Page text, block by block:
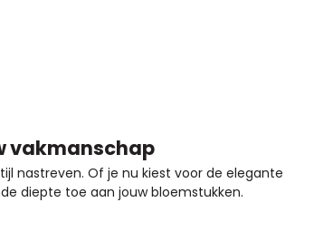
vakmanschap
nastreven. Of je nu kiest voor de elegante
diepte toe aan jouw bloemstukken.